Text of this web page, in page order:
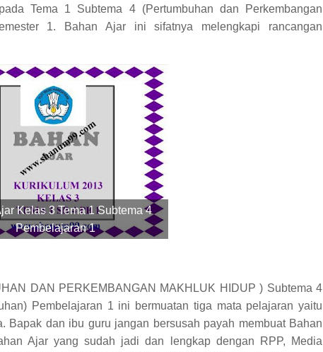
Tema 1 Subtema 4 (Pertumbuhan dan Perkembangan
1. Bahan Ajar ini sifatnya melengkapi rancangan
Kelas 3 Tema 1 Subtema 4
Pembelajaran 1
DAN PERKEMBANGAN MAKHLUK HIDUP ) Subtema 4
Pembelajaran 1 ini bermuatan tiga mata pelajaran yaitu
Bapak dan ibu guru jangan bersusah payah membuat Bahan
Ajar yang sudah jadi dan lengkap dengan RPP, Media